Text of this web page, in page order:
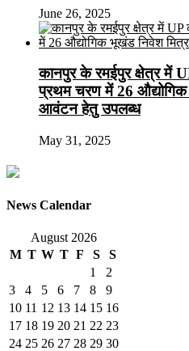
June 26, 2025
कानपुर के रमईपुर क्षेत्र में
प्रथम चरण में 26 औद्योगिक
आवंटन हेतु उपलब्ध
May 31, 2025
News Calendar
August 2026
M T W T F S
S
1
2
3
4 5 6 7 8
9
10 11 12 13 14 15 16
17 18 19 20 21 22 23
24 25 26 27 28 29 30